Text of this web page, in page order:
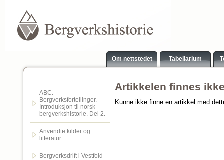
Om nettstedet Tabellarium
ABC.
Bergverksfortellinger.
Introduksjon til norsk
bergverkshistorie. Del 2.
Anvendte kilder og
litteratur
Bergverksdrift i Vestfold
Artikkelen finnes
Kunne ikke finne en artikkel med